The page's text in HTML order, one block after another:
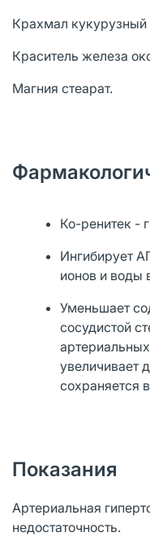
Крахмал
Краситель железа
Магния стеарат.
Ко-ренитек -
Ингибирует
ионов и воды
Уменьшает
сосудистой
увеличивает
сохраняется
Показания
Артериальная
недостаточность.